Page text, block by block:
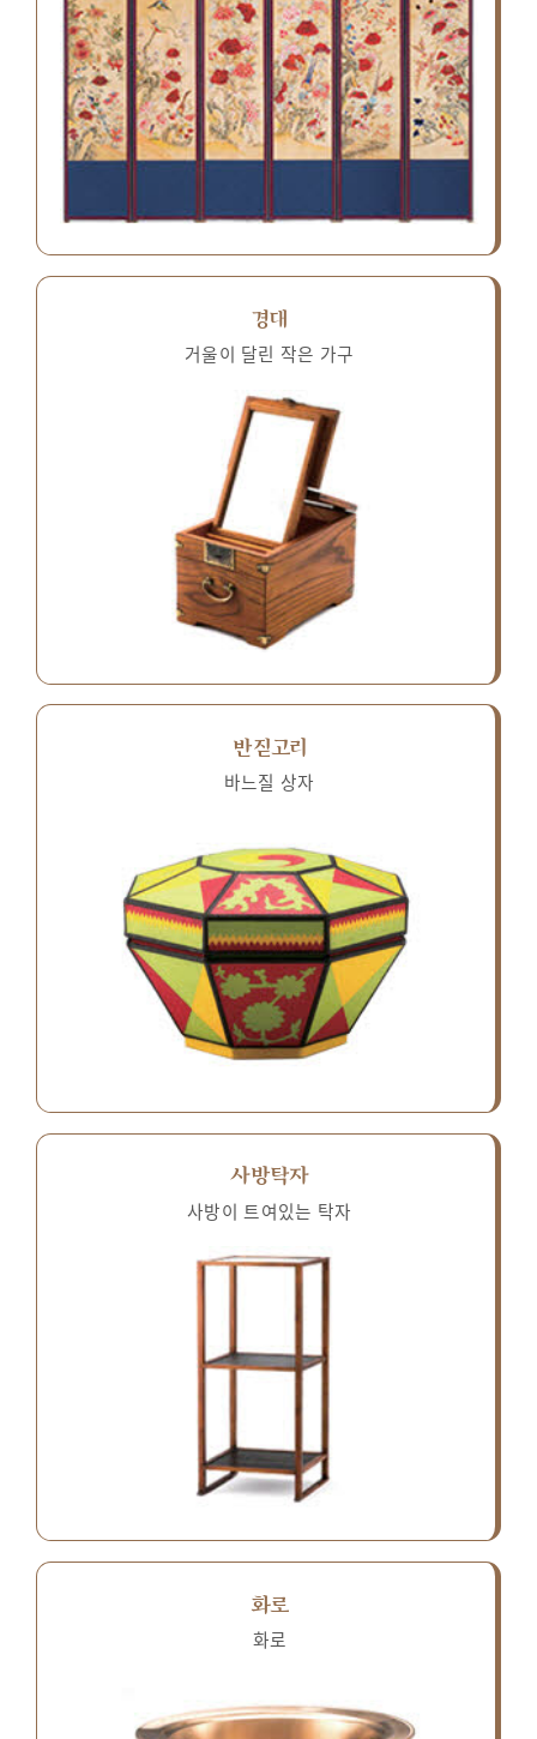
경대
거울이 달린 작은 가구
반짇고리
바느질 상자
사방탁자
사방이 트여있는 탁자
화로
화로